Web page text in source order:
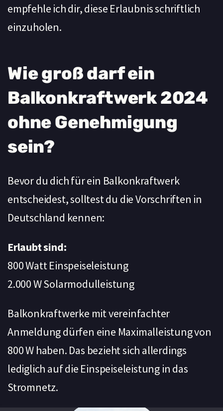
empfehle ich dir, diese Erlaubnis schriftlich
einzuholen.
Wie groß darf ein
Balkonkraftwerk 2024
ohne Genehmigung
sein?
Bevor du dich für ein Balkonkraftwerk
entscheidest, solltest du die Vorschriften in
Deutschland kennen:
Erlaubt sind:
800 Watt Einspeiseleistung
2.000 W Solarmodulleistung
Balkonkraftwerke mit vereinfachter
Anmeldung dürfen eine Maximalleistung von
800 W haben. Das bezieht sich allerdings
lediglich auf die Einspeiseleistung in das
Stromnetz.